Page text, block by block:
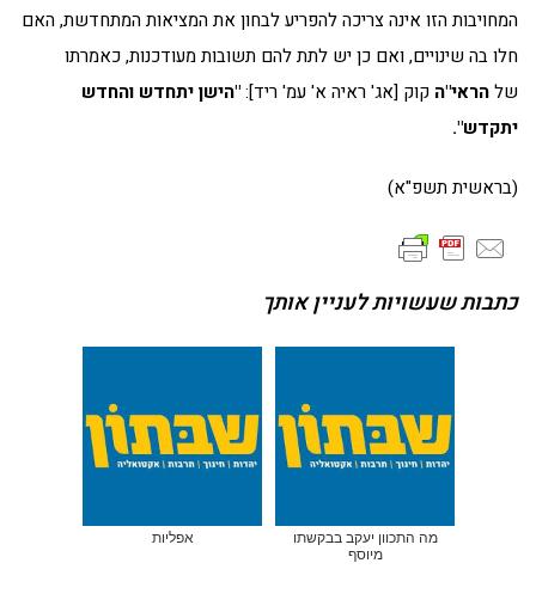
המחויבות הזו אינה צריכה להפריע לבחון את המציאות המתחדשת, האם
חלו בה שינויים, ואם כן יש לתת להם תשובות מעודכנות, כאמרתו
שלהראי"ה קוק [אג' ראיה א' עמ' ריד]:"הישן יתחדש והחדש
יתקדש".
(בראשית תשפ"א)
כתבות שעשויות לעניין אותך
מה התכוון יעקב בבקשתו
מיוסף
אפליות